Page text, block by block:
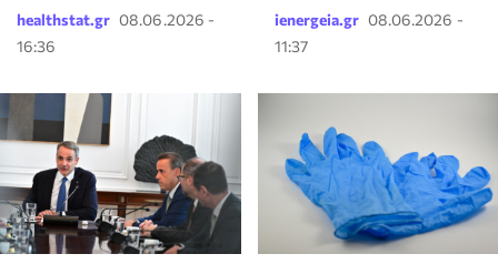
healthstat.gr 08.06.2026 -
16:36
ienergeia.gr 08.06.2026 -
11:37